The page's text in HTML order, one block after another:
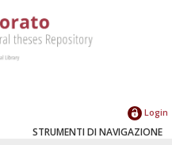
Login
STRUMENTI DI NAVIGAZIONE